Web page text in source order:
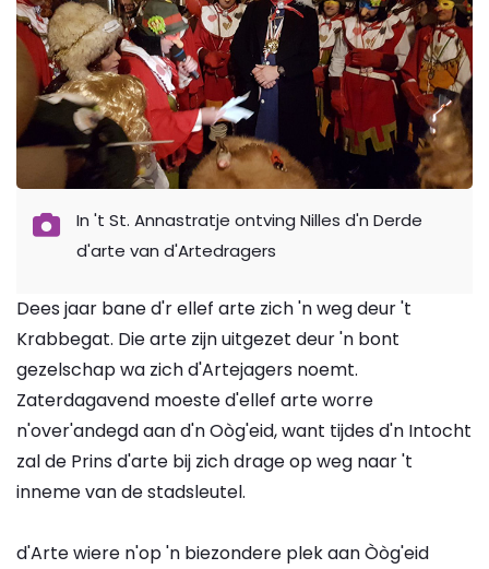
In 't St. Annastratje ontving Nilles d'n Derde
d'arte van d'Artedragers
Dees jaar bane d'r ellef arte zich 'n weg deur 't
Krabbegat. Die arte zijn uitgezet deur 'n bont
gezelschap wa zich d'Artejagers noemt.
Zaterdagavend moeste d'ellef arte worre
n'over'andegd aan d'n Oòg'eid, want tijdes d'n Intocht
zal de Prins d'arte bij zich drage op weg naar 't
inneme van de stadsleutel.
d'Arte wiere n'op 'n biezondere plek aan Òòg'eid